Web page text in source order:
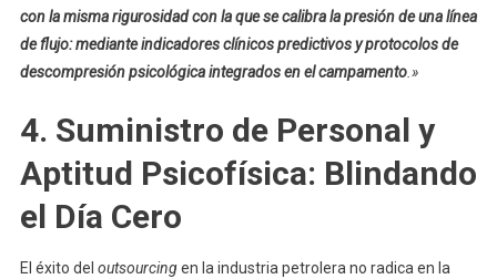
con la misma rigurosidad con la que se calibra la presión de una línea
de flujo: mediante indicadores clínicos predictivos y protocolos de
descompresión psicológica integrados en el campamento.»
4. Suministro de Personal y
Aptitud Psicofísica: Blindando
el Día Cero
El éxito del outsourcingen la industria petrolera no radica en la